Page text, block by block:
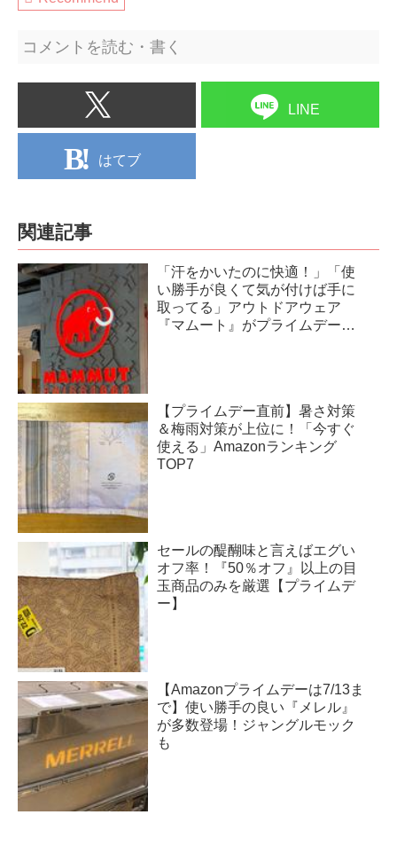
コメントを読む・書く
LINE
はてブ
関連記事
「汗をかいたのに快適！」「使
い勝手が良くて気が付けば手に
取ってる」アウトドアウェア
『マムート』がプライムデーに
【プライムデー直前】暑さ対策
＆梅雨対策が上位に！「今すぐ
使える」Amazonランキング
TOP7
セールの醍醐味と言えばエグい
オフ率！『50％オフ』以上の目
玉商品のみを厳選【プライムデ
ー】
【Amazonプライムデーは7/13ま
で】使い勝手の良い『メレル』
が多数登場！ジャングルモック
も